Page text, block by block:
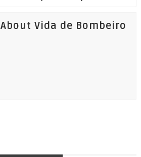
About Vida de Bombeiro